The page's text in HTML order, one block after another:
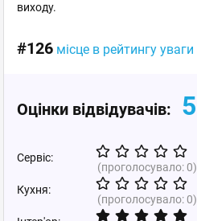
виходу.
#126 місце в рейтингу уваги
Оцінки відвідувачів: 5
Сервіс:
(проголосувало:0)
Кухня:
(проголосувало:0)